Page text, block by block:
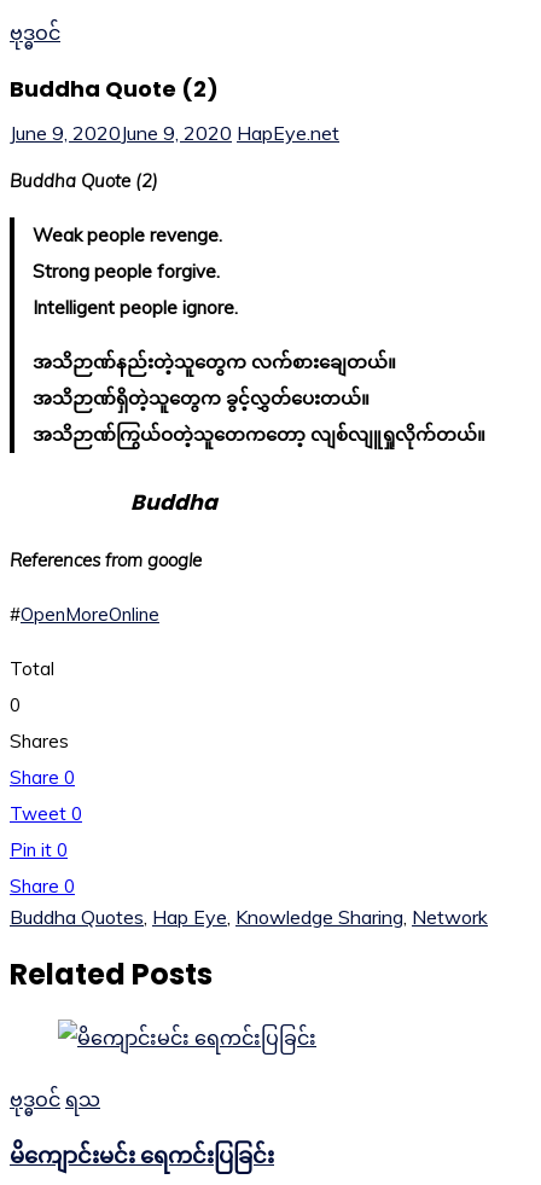
ဗုဒ္ဓဝင်
Buddha Quote (2)
June 9, 2020June 9, 2020 HapEye.net
Buddha Quote (2)
Weak people revenge.
Strong people forgive.
Intelligent people ignore.
အသိဉာဏ်နည်းတဲ့သူတွေက လက်စားချေတယ်။
အသိဉာဏ်ရှိတဲ့သူတွေက ခွင့်လွှတ်ပေးတယ်။
အသိဉာဏ်ကြွယ်ဝတဲ့သူတေကတော့ လျစ်လျူရှုလိုက်တယ်။
Buddha
References from google
#OpenMoreOnline
Total
0
Shares
Share 0
Tweet 0
Pin it 0
Share 0
Buddha Quotes Hap Eye Knowledge Sharing Network
Related Posts
ဗုဒ္ဓဝင် ရသ
မိကျောင်းမင်း ရေကင်းပြခြင်း